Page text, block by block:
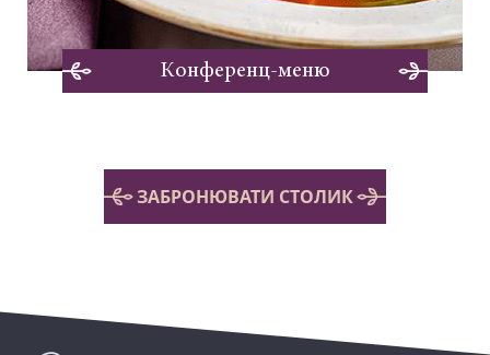
Конференц-меню
ЗАБРОНЮВАТИ СТОЛИК